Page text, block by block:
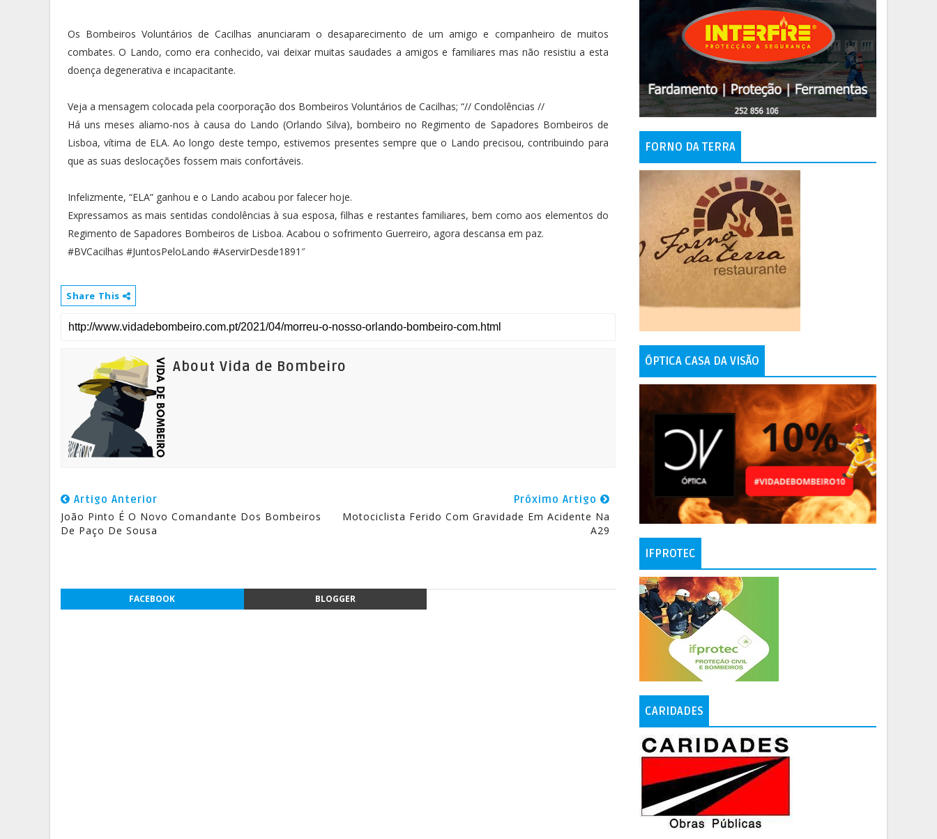
Os Bombeiros Voluntários de Cacilhas anunciaram o desaparecimento de um amigo e companheiro de muitos
combates. O Lando, como era conhecido, vai deixar muitas saudades a amigos e familiares mas não resistiu a esta
doença degenerativa e incapacitante.
Veja a mensagem colocada pela coorporação dos Bombeiros Voluntários de Cacilhas; “// Condolências //
Há uns meses aliamo-nos à causa do Lando (Orlando Silva), bombeiro no Regimento de Sapadores Bombeiros de
Lisboa, vítima de ELA. Ao longo deste tempo, estivemos presentes sempre que o Lando precisou, contribuindo para
que as suas deslocações fossem mais confortáveis.
Infelizmente, “ELA” ganhou e o Lando acabou por falecer hoje.
Expressamos as mais sentidas condolências à sua esposa, filhas e restantes familiares, bem como aos elementos do
Regimento de Sapadores Bombeiros de Lisboa. Acabou o sofrimento Guerreiro, agora descansa em paz.
#BVCacilhas #JuntosPeloLando #AservirDesde1891″
Share This
About Vida de Bombeiro
Artigo Anterior
João Pinto É O Novo Comandante Dos Bombeiros
De Paço De Sousa
Próximo Artigo
Motociclista Ferido Com Gravidade Em Acidente Na
A29
FACEBOOK BLOGGER
FORNO DA TERRA
ÓPTICA CASA DA VISÃO
IFPROTEC
CARIDADES